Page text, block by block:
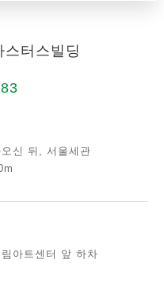
터스빌딩
신 뒤, 서울세관
아트센터 앞 하차